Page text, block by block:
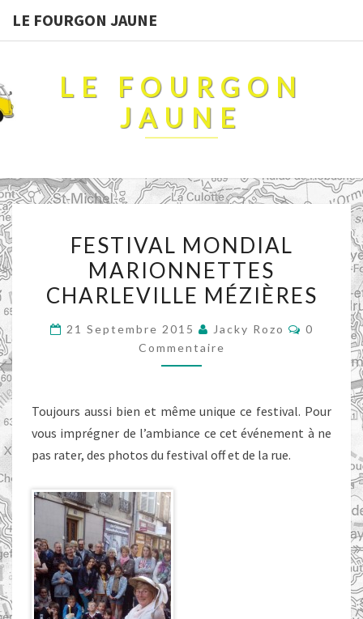
LE FOURGON JAUNE
LE FOURGON
JAUNE
MONDIAL
MARIONNETTES
CHARLEVILLE
FESTIVAL MONDIAL
MARIONNETTES
CHARLEVILLE MÉZIÈRES
21 Septembre 2015 Jacky Rozo
0
Commentaire
Toujours aussi bien et même unique ce festival. Pour
vous imprégner de l’ambiance ce cet événement à ne
pas rater, des photos du festival off et de la rue.